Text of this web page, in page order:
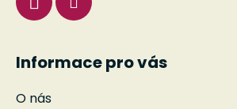
Informace pro vás
O nás